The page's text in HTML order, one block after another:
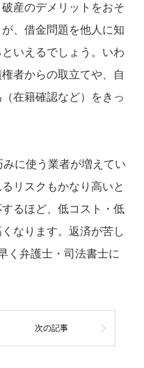
産のデメリットをおそ
、借金問題を他人に知
いえるでしょう。いわ
者からの取立てや、自
在籍確認など）をきっ
に使う業者が増えてい
リスクもかなり高いと
るほど、低コスト・低
なります。返済が苦し
く弁護士・司法書士に
次の記事